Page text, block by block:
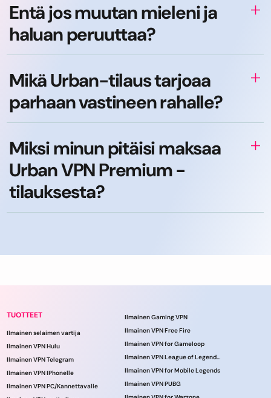
Entä jos muutan mieleni ja
haluan peruuttaa?
Mikä Urban-tilaus tarjoaa
parhaan vastineen rahalle?
Miksi minun pitäisi maksaa
Urban VPN Premium -
tilauksesta?
TUOTTEET
Ilmainen selaimen vartija
Ilmainen VPN Hulu
Ilmainen VPN Telegram
Ilmainen VPN IPhonelle
Ilmainen VPN PC/Kannettavalle
Ilmainen Gaming VPN
Ilmainen VPN Free Fire
Ilmainen VPN for Gameloop
Ilmainen VPN League of Legendsille
Ilmainen VPN for Mobile Legends
Ilmainen VPN PUBG